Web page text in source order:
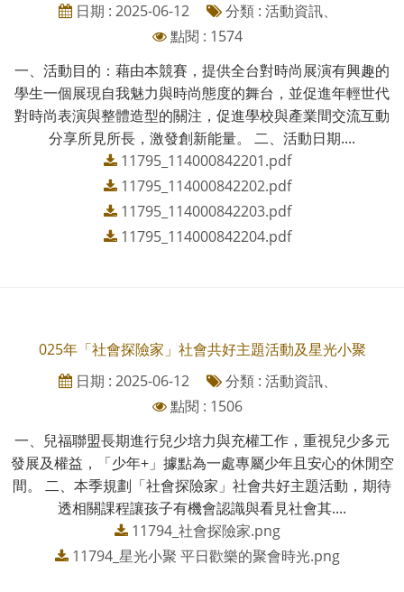
日期 : 2025-06-12
分類 : 活動資訊、
點閱 : 1574
一、活動目的：藉由本競賽，提供全台對時尚展演有興趣的
學生一個展現自我魅力與時尚態度的舞台，並促進年輕世代
對時尚表演與整體造型的關注，促進學校與產業間交流互動
分享所見所長，激發創新能量。 二、活動日期....
11795_114000842201.pdf
11795_114000842202.pdf
11795_114000842203.pdf
11795_114000842204.pdf
025年「社會探險家」社會共好主題活動及星光小聚
日期 : 2025-06-12
分類 : 活動資訊、
點閱 : 1506
一、兒福聯盟長期進行兒少培力與充權工作，重視兒少多元
發展及權益，「少年+」據點為一處專屬少年且安心的休閒空
間。 二、本季規劃「社會探險家」社會共好主題活動，期待
透相關課程讓孩子有機會認識與看見社會其....
11794_社會探險家.png
11794_星光小聚 平日歡樂的聚會時光.png